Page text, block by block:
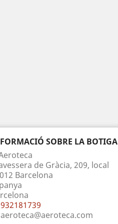
SOBRE LA BOTIGA
de Gràcia, 209, local
Barcelona
932181739